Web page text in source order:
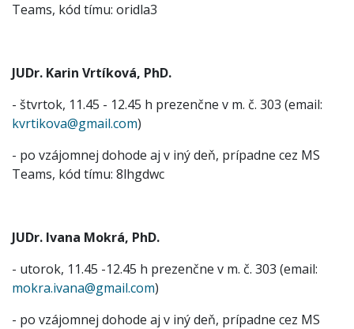
Teams, kód tímu: oridla3
JUDr. Karin Vrtíková, PhD.
- štvrtok, 11.45 - 12.45 h prezenčne v m. č. 303 (email:
kvrtikova@gmail.com)
- po vzájomnej dohode aj v iný deň, prípadne cez MS
Teams, kód tímu: 8lhgdwc
JUDr. Ivana Mokrá, PhD.
- utorok, 11.45 -12.45 h prezenčne v m. č. 303 (email:
mokra.ivana@gmail.com)
- po vzájomnej dohode aj v iný deň, prípadne cez MS